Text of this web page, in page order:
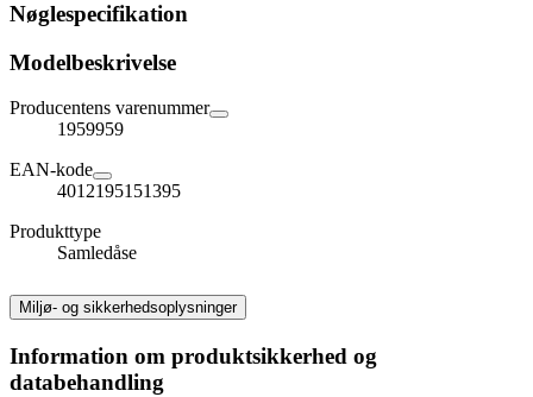
Nøglespecifikation
Modelbeskrivelse
Producentens varenummer
1959959
EAN-kode
4012195151395
Produkttype
Samledåse
Miljø- og sikkerhedsoplysninger
Information om produktsikkerhed og
databehandling